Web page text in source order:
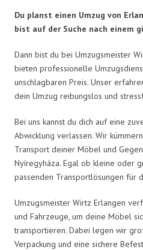
Du planst einen Umzug von
bist auf der Suche nach einem
Dann bist du bei Umzugsmeister
bieten professionelle
unschlagbaren Preis. Unser
dein Umzug reibungslos und
Bei uns kannst du dich auf eine
Abwicklung verlassen. Wir
Transport deiner Möbel und
Nyíregyháza. Egal ob kleine oder
passenden Transportlösungen für
Umzugsmeister Wirtz Erlangen
und Fahrzeuge, um deine Möbel
transportieren. Dabei legen wir
Verpackung und eine sichere